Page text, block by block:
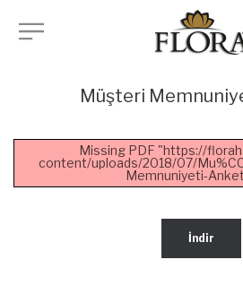
Müşteri
Missing PDF "https://
content/uploads/2018/07/
Memnuniyeti-
İndir